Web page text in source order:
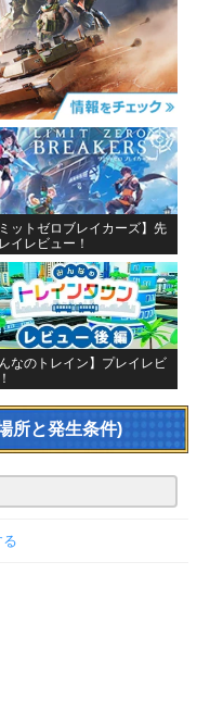
ミットゼロブレイカーズ】先
イレビュー！
んなのトレイン】プレイレビ
所と発生条件)